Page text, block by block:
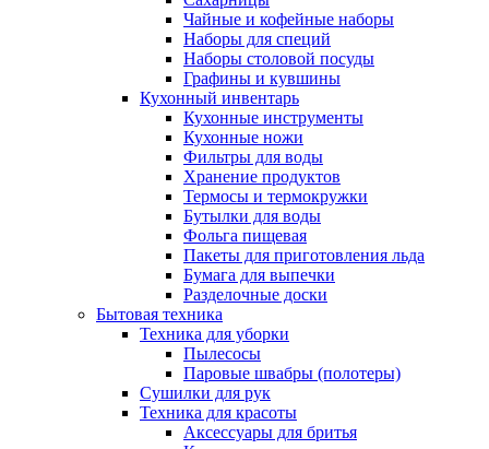
Чайные и кофейные наборы
Наборы для специй
Наборы столовой посуды
Графины и кувшины
Кухонный инвентарь
Кухонные инструменты
Кухонные ножи
Фильтры для воды
Хранение продуктов
Термосы и термокружки
Бутылки для воды
Фольга пищевая
Пакеты для приготовления льда
Бумага для выпечки
Разделочные доски
Бытовая техника
Техника для уборки
Пылесосы
Паровые швабры (полотеры)
Сушилки для рук
Техника для красоты
Аксессуары для бритья